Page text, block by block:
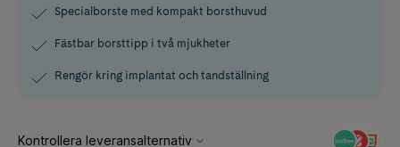
Specialborste med kompakt borsthuvud
Fästbar borsttipp i två mjukheter
Rengör kring implantat och tandställning